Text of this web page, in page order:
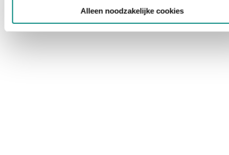
Alleen noodzakelijke cookies